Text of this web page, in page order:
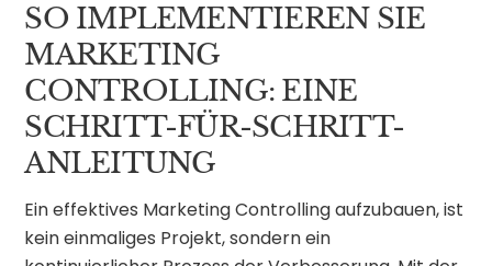
SO IMPLEMENTIEREN SIE
MARKETING
CONTROLLING: EINE
SCHRITT-FÜR-SCHRITT-
ANLEITUNG
Ein effektives Marketing Controlling aufzubauen, ist
kein einmaliges Projekt, sondern ein